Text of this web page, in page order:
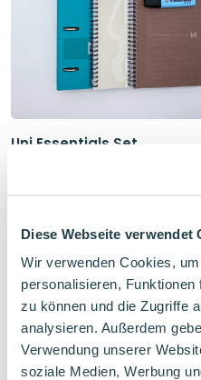
Diese Webseite verwendet
Wir verwenden Cookies,
personalisieren,
zu können und die Zugriffe
analysieren. Außerdem
Verwendung unserer
soziale Medien, Werbung
Uni Essentials Set
Ursprünglicher
Preis
war:
24,06€
Aktueller
Preis
ist:
21,67€.
Verwandte